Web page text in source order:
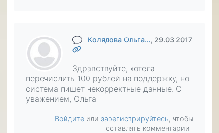
Колядова Ольга…, 29.03.2017
Здравствуйте, хотела
перечислить 100 рублей на поддержку, но
система пишет некорректные данные. С
уважением, Ольга
Войдите или зарегистрируйтесь, чтобы
оставлять комментарии